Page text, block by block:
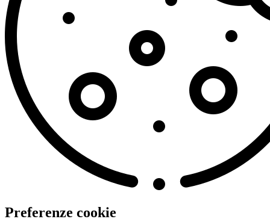
Preferenze cookie